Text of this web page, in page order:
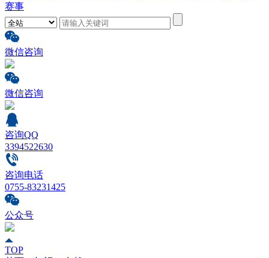
赛事
微信咨询
微信咨询
咨询QQ
3394522630
咨询电话
0755-83231425
公众号
TOP